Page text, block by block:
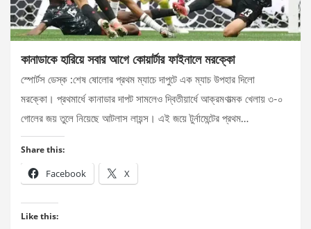
কানাডাকে হারিয়ে সবার আগে কোয়ার্টার ফাইনালে মরক্কো
স্পোর্টস ডেস্ক :শেষ ষোলোর প্রথম ম্যাচে দাপুটে এক ম্যাচ উপহার দিলো
মরক্কো। প্রথমার্ধে কানাডার দাপট সামলেও দ্বিতীয়ার্ধে আক্রমণাত্মক খেলায় ৩-০
গোলের জয় তুলে নিয়েছে আটলাস লায়ন্স। এই জয়ে টুর্নামেন্টের প্রথম…
Share this:
Facebook X
Like this: